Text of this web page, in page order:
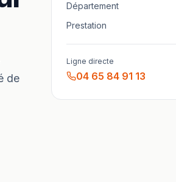
de
Département
Prestation
Ligne directe
04 65 84 91 13